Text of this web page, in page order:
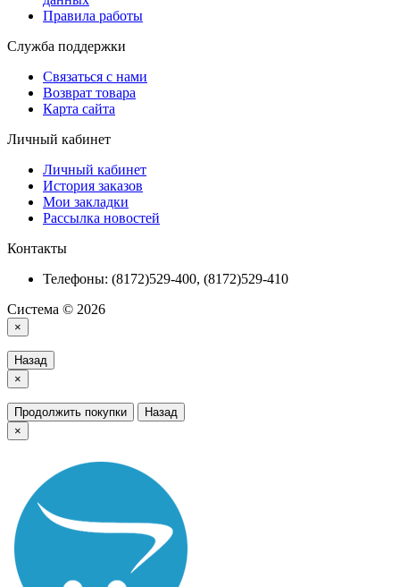
Правила работы
Служба поддержки
Связаться с нами
Возврат товара
Карта сайта
Личный кабинет
Личный кабинет
История заказов
Мои закладки
Рассылка новостей
Контакты
Телефоны: (8172)529-400, (8172)529-410
Система © 2026
×
Назад
×
Продолжить покупки
Назад
×